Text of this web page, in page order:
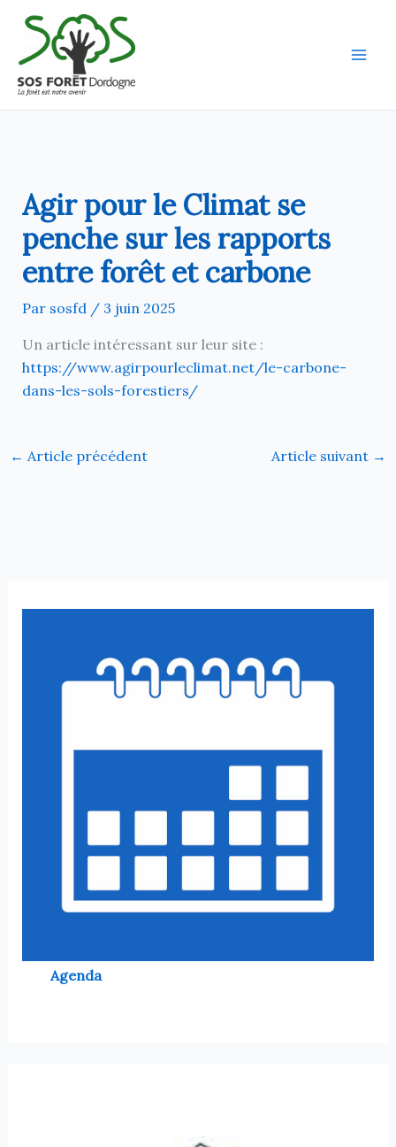
contenu
Agir pour le Climat se
penche sur les rapports
entre forêt et carbone
Par sosfd / 3 juin 2025
Un article intéressant sur leur site :
https://www.agirpourleclimat.net/le-carbone-
dans-les-sols-forestiers/
← Article précédent Article suivant →
Agenda